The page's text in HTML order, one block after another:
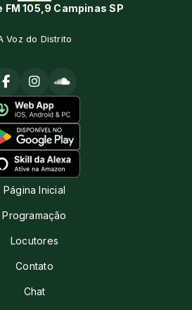
FM 105,9 Campinas SP
Voz do Distrito
Página Inicial
Programação
Locutores
Contato
Chat